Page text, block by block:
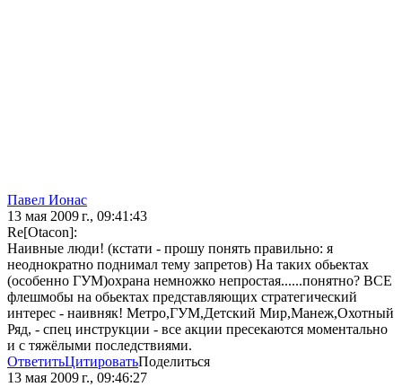
Павел Ионас
13 мая 2009 г., 09:41:43
Re[Otacon]:
Наивные люди! (кстати - прошу понять правильно: я
неоднократно поднимал тему запретов) На таких обьектах
(особенно ГУМ)охрана немножко непростая......понятно? ВСЕ
флешмобы на обьектах представляющих стратегический
интерес - наивняк! Метро,ГУМ,Детский Мир,Манеж,Охотный
Ряд, - спец инструкции - все акции пресекаются моментально
и с тяжёлыми последствиями.
ОтветитьЦитироватьПоделиться
13 мая 2009 г., 09:46:27